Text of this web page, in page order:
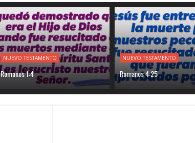
NUEVO TESTAMENTO
Romanos 1:4
NUEVO TESTAMENTO
Romanos 4:25